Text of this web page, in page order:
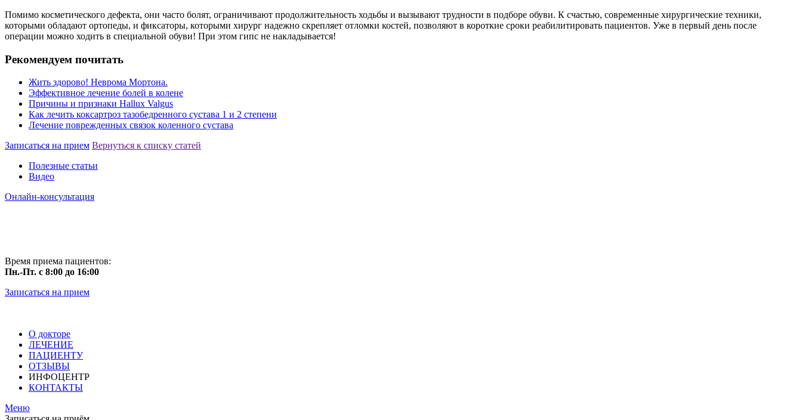
Помимо косметического дефекта, они часто болят, ограничивают продолжительность ходьбы и вызывают трудности в подборе обуви. К счастью, современные хирургические техники,
которыми обладают ортопеды, и фиксаторы, которыми хирург надежно скрепляет отломки костей, позволяют в короткие сроки реабилитировать пациентов. Уже в первый день после
операции можно ходить в специальной обуви! При этом гипс не накладывается!
Рекомендуем почитать
Жить здорово! Неврома Мортона.
Эффективное лечение болей в колене
Причины и признаки Hallux Valgus
Как лечить коксартроз тазобедренного сустава 1 и 2 степени
Лечение поврежденных связок коленного сустава
Записаться на прием Вернуться к списку статей
Полезные статьи
Видео
Онлайн-консультация
Время приема пациентов:
Пн.-Пт. с 8:00 до 16:00
Записаться на прием
О докторе
ЛЕЧЕНИЕ
ПАЦИЕНТУ
ОТЗЫВЫ
ИНФОЦЕНТР
КОНТАКТЫ
Меню